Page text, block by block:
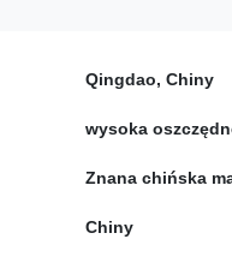
Qingdao, Chiny
wysoka
Znana chińska
Chiny